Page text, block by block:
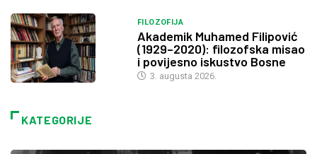
FILOZOFIJA
Akademik Muhamed Filipović
(1929–2020): filozofska misao
i povijesno iskustvo Bosne
3. augusta 2026.
KATEGORIJE